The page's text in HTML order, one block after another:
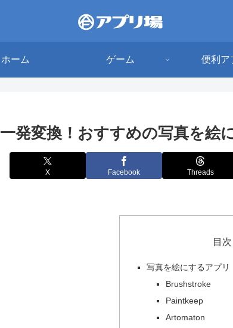
ホーム ゲーム 便利ア
一発変換！おすすめの写真を絵
X Facebook Threads
目次
写真を絵にするアプリ
Brushstroke
Paintkeep
Artomaton